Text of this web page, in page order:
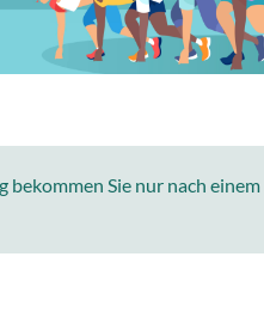
bekommen Sie nur nach einem